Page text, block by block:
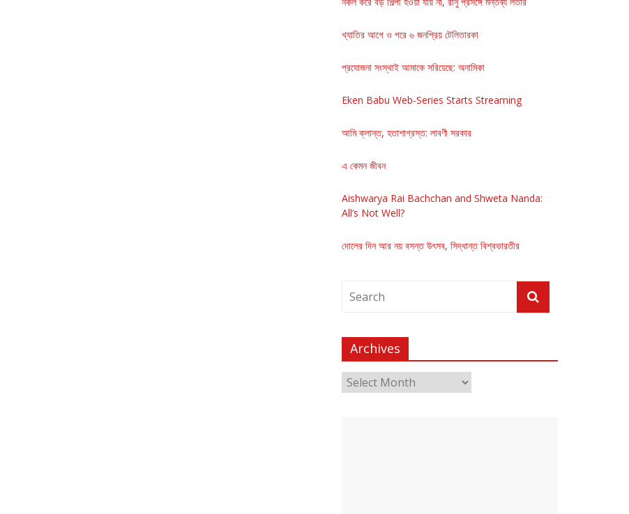
খ্যাতির আগে ও পরে ৬ জনপ্রিয় টেলিতারকা
প্রযোজনা সংস্থাই আমাকে সরিয়েছে: অনামিকা
Eken Babu Web-Series Starts Streaming
আমি ক্লান্ত, হতাশাগ্রস্ত: লাবণী সরকার
এ কেমন জীবন
Aishwarya Rai Bachchan and Shweta Nanda:
All’s Not Well?
দোলের দিন আর নয় বসন্ত উৎসব, সিদ্ধান্ত বিশ্বভারতীর
Archives